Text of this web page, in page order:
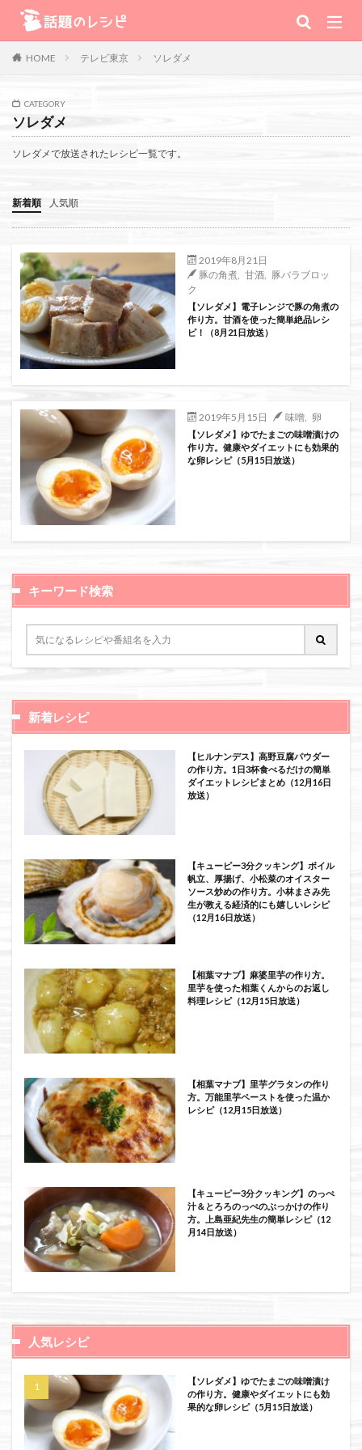
HOME テレビ東京 ソレダメ
CATEGORY
ソレダメ
ソレダメで放送されたレシピ一覧です。
新着順 人気順
2019年8月21日
豚の角煮
甘酒
豚バラブロッ
ク
【ソレダメ】電子レンジで豚の角煮の
作り方。甘酒を使った簡単絶品レシ
ピ！（8月21日放送）
2019年5月15日 味噌, 卵
【ソレダメ】ゆでたまごの味噌漬けの
作り方。健康やダイエットにも効果的
な卵レシピ（5月15日放送）
キーワード検索
新着レシピ
【ヒルナンデス】高野豆腐パウダー
の作り方。1日3杯食べるだけの簡単
ダイエットレシピまとめ（12月16日
放送）
【キューピー3分クッキング】ボイル
帆立、厚揚げ、小松菜のオイスター
ソース炒めの作り方。小林まさみ先
生が教える経済的にも嬉しいレシピ
（12月16日放送）
【相葉マナブ】麻婆里芋の作り方。
里芋を使った相葉くんからのお返し
料理レシピ（12月15日放送）
【相葉マナブ】里芋グラタンの作り
方。万能里芋ペーストを使った温か
レシピ（12月15日放送）
【キューピー3分クッキング】のっぺ
汁＆とろろのっぺのぶっかけの作り
方。上島亜紀先生の簡単レシピ（12
月14日放送）
人気レシピ
【ソレダメ】ゆでたまごの味噌漬け
の作り方。健康やダイエットにも効
果的な卵レシピ（5月15日放送）
キーワード
肉
TV番組
Warning: Use of undefined constant 番組 - assumed '番組' (this will
throw an Error in a future version of PHP) in
/home/xs111inc/wadai.info/public_html/wp-content/themes/the-
thor-child/searchform-refine.php on line 41